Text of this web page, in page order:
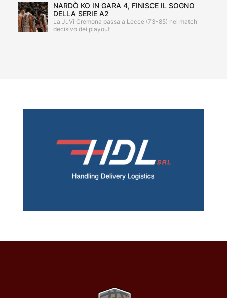
NARDÒ KO IN GARA 4, FINISCE IL SOGNO
DELLA SERIE A2
La JuVi Cremona passa a Lecce (73-85) nel match
decisivo dei playout